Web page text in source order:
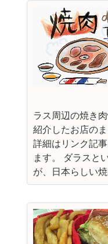
ラス周辺の焼き
紹介したお店の
詳細はリンク記
ます。 ダラスと
が、日本らしい